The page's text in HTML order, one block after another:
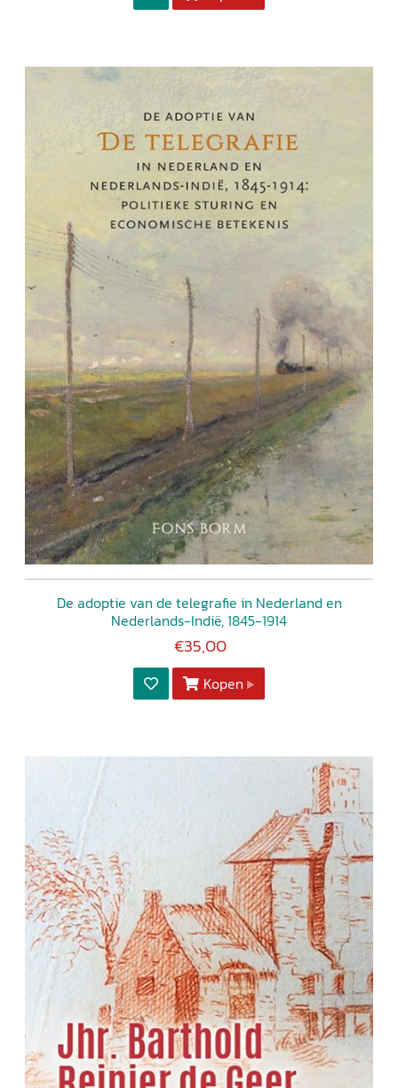
De adoptie van de telegrafie in Nederland en
Nederlands-Indië, 1845-1914
€35,00
Kopen